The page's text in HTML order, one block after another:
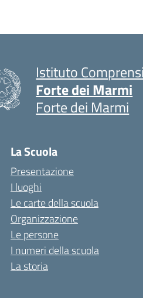
Istituto
Forte dei Marmi
Forte dei Marmi
La Scuola
Presentazione
I luoghi
Le carte della scuola
Organizzazione
Le persone
I numeri della scuola
La storia